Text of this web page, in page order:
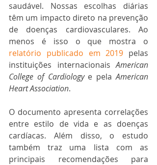
saudável. Nossas escolhas diárias
têm um impacto direto na prevenção
de doenças cardiovasculares. Ao
menos é isso o que mostra o
relatório publicado em 2019 pelas
instituições internacionais American
College of Cardiology e pela American
Heart Association.
O documento apresenta correlações
entre estilo de vida e as doenças
cardíacas. Além disso, o estudo
também traz uma lista com as
principais recomendações para